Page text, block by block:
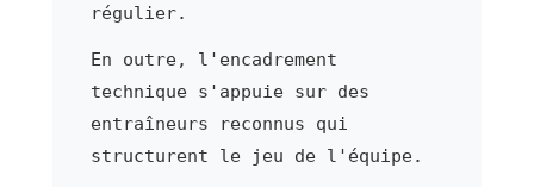
régulier.
En outre, l'encadrement
technique s'appuie sur des
entraîneurs reconnus qui
structurent le jeu de l'équipe.